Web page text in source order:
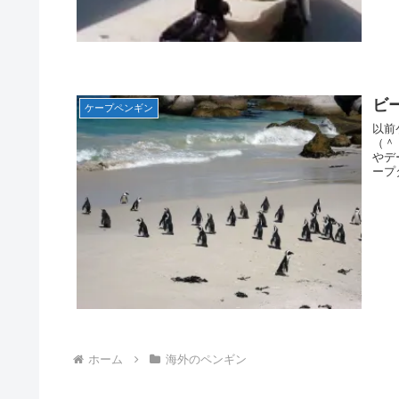
ケープペンギン ビ
以
（
やデ
ープ
ホーム 海外のペンギン